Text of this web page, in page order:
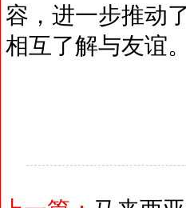
容，进一步推动
相互了解与友谊。